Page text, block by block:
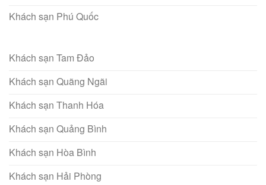
Khách sạn Phú Quốc
Khách sạn Tam Đảo
Khách sạn Quãng Ngãi
Khách sạn Thanh Hóa
Khách sạn Quảng Bình
Khách sạn Hòa Bình
Khách sạn Hải Phòng